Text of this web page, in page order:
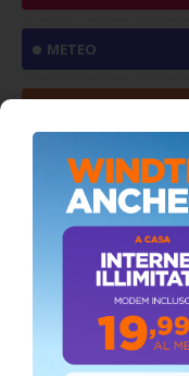
METEO
SEE AND VISIT
SPORT
VIDEO CONSIGLIO